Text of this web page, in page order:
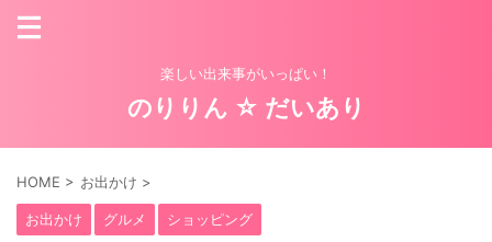
楽しい出来事がいっぱい！
のりりん ☆ だいあり
HOME > お出かけ >
お出かけ グルメ ショッピング